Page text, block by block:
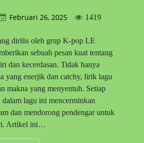
Februari 26, 2025 1419
dirilis oleh grup K-pop LE
sebuah pesan kuat tentang
dan kecerdasan. Tidak hanya
yang enerjik dan catchy, lirik lagu
makna yang menyentuh. Setiap
lagu ini mencerminkan
dan mendorong pendengar untuk
Artikel ini…